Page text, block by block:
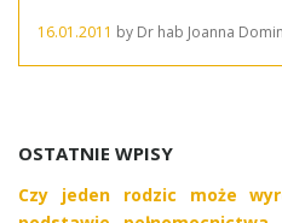
16.01.2011 by Dr hab Joanna
OSTATNIE WPISY
Czy jeden rodzic może